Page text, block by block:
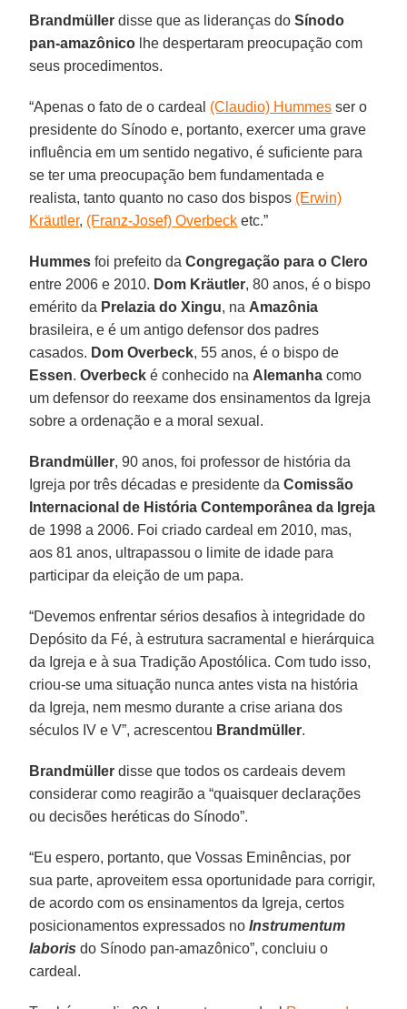
Brandmüller disse que as lideranças doSínodo
pan-amazônico lhe despertaram preocupação com
seus procedimentos.
“Apenas o fato de o cardeal (Claudio) Hummes ser o
presidente do Sínodo e, portanto, exercer uma grave
influência em um sentido negativo, é suficiente para
se ter uma preocupação bem fundamentada e
realista, tanto quanto no caso dos bispos (Erwin)
Kräutler, (Franz-Josef) Overbeck etc.”
Hummes foi prefeito daCongregação para o Clero
entre 2006 e 2010. Dom Kräutler, 80 anos, é o bispo
emérito da Prelazia do Xingu, na Amazônia
brasileira, e é um antigo defensor dos padres
casados. Dom Overbeck, 55 anos, é o bispo de
Essen.Overbeck é conhecido na Alemanha como
um defensor do reexame dos ensinamentos da Igreja
sobre a ordenação e a moral sexual.
Brandmüller, 90 anos, foi professor de história da
Igreja por três décadas e presidente daComissão
Internacional de História Contemporânea da Igreja
de 1998 a 2006. Foi criado cardeal em 2010, mas,
aos 81 anos, ultrapassou o limite de idade para
participar da eleição de um papa.
“Devemos enfrentar sérios desafios à integridade do
Depósito da Fé, à estrutura sacramental e hierárquica
da Igreja e à sua Tradição Apostólica. Com tudo isso,
criou-se uma situação nunca antes vista na história
da Igreja, nem mesmo durante a crise ariana dos
séculos IV e V”, acrescentou Brandmüller.
Brandmüller disse que todos os cardeais devem
considerar como reagirão a “quaisquer declarações
ou decisões heréticas do Sínodo”.
“Eu espero, portanto, que Vossas Eminências, por
sua parte, aproveitem essa oportunidade para corrigir,
de acordo com os ensinamentos da Igreja, certos
posicionamentos expressados noInstrumentum
laboris do Sínodo pan-amazônico”, concluiu o
cardeal.